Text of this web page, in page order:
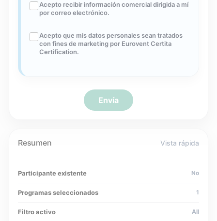
Acepto recibir información comercial dirigida a mí
por correo electrónico.
Acepto que mis datos personales sean tratados
con fines de marketing por Eurovent Certita
Certification.
Envía
Resumen Vista rápida
Participante existente No
Programas seleccionados 1
Filtro activo All